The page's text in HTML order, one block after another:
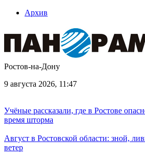
Архив
Ростов-на-Дону
9 августа 2026, 11:47
Учёные рассказали, где в Ростове
время шторма
Август в Ростовской области: зной,
ветер